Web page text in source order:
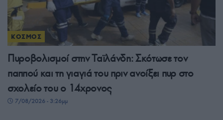
ΚΟΣΜΟΣ
Πυροβολισμοί στην Ταϊλάνδη: Σκότωσε τον
παππού και τη γιαγιά του πριν ανοίξει πυρ στο
σχολείο του ο 14χρονος
7/08/2026 - 3:26μμ